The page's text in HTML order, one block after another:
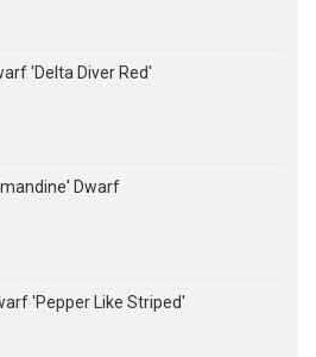
'Delta Diver Red'
Dwarf
'Pepper Like Striped'